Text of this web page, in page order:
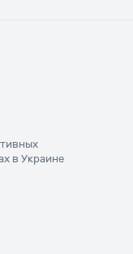
в Украине